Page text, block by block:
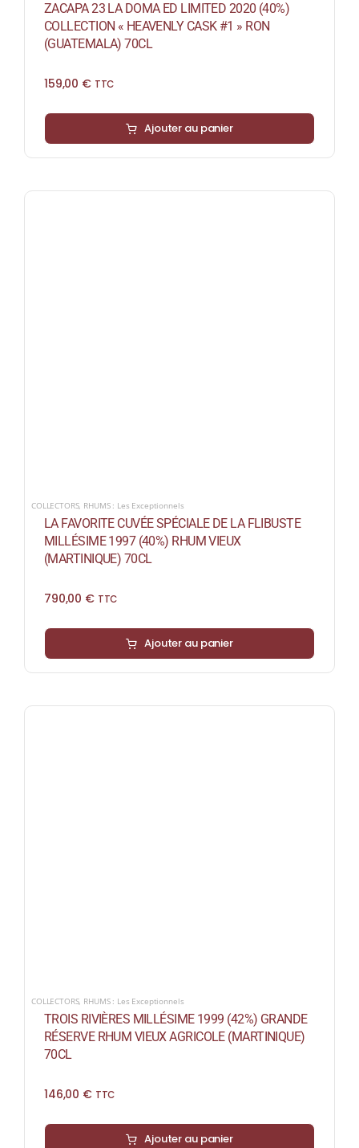
ZACAPA 23 LA DOMA ED LIMITED 2020 (40%)
COLLECTION « HEAVENLY CASK #1 » RON
(GUATEMALA) 70CL
159,00 € TTC
Ajouter au panier
COLLECTORS, RHUMS : Les Exceptionnels
LA FAVORITE CUVÉE SPÉCIALE DE LA FLIBUSTE
MILLÉSIME 1997 (40%) RHUM VIEUX
(MARTINIQUE) 70CL
790,00 € TTC
Ajouter au panier
COLLECTORS, RHUMS : Les Exceptionnels
TROIS RIVIÈRES MILLÉSIME 1999 (42%) GRANDE
RÉSERVE RHUM VIEUX AGRICOLE (MARTINIQUE)
70CL
146,00 € TTC
Ajouter au panier